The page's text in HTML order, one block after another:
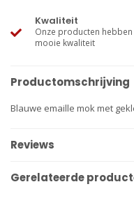
Kwaliteit
Onze producten hebben
mooie kwaliteit
Productomschrijving
Blauwe emaille mok met
Reviews
Gerelateerde